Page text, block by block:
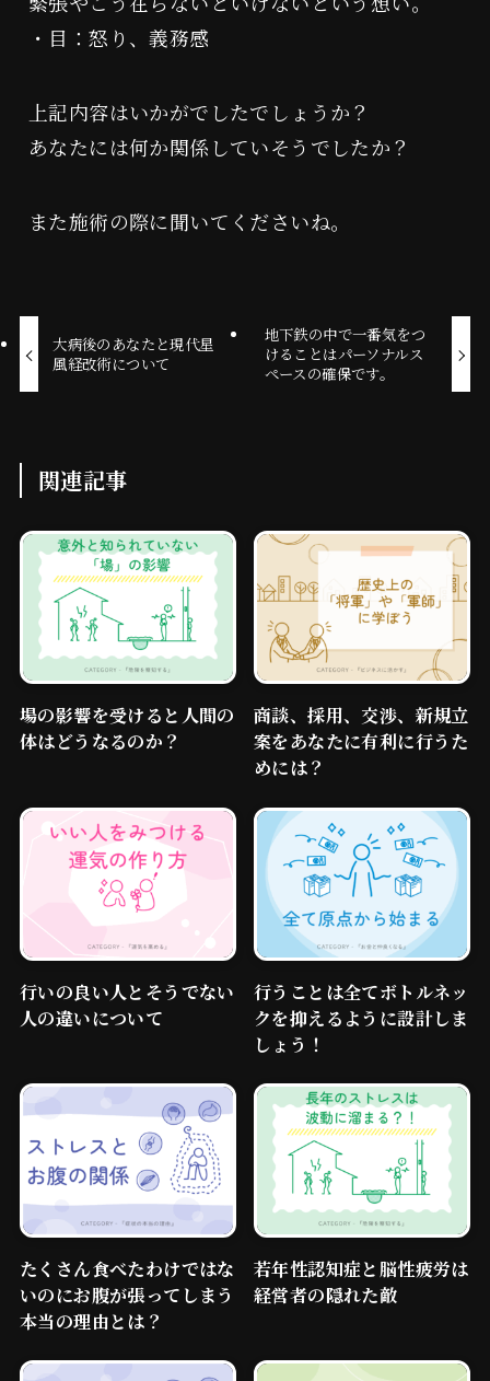
よしみつ研究所
魔改造
タイムウェーバー
経改塩®︎ 整場塩スプレー
WAZOU® 遠隔浄化施術
対面施術
審査についてのご案内
よしみつ研究所
・目：怒り、義務感
上記内容はいかがでしたでしょうか？
あなたには何か関係していそうでしたか？
また施術の際に聞いてくださいね。
大病後のあなたと現代星
風経改術について
地下鉄の中で一番気をつ
けることはパーソナルス
ペースの確保です。
関連記事
場の影響を受けると人間の
体はどうなるのか？
商談、採用、交渉、新規立
案をあなたに有利に行うた
めには？
行いの良い人とそうでない
人の違いについて
行うことは全てボトルネッ
クを抑えるように設計しま
しょう！
たくさん食べたわけではな
いのにお腹が張ってしまう
本当の理由とは？
若年性認知症と脳性疲労は
経営者の隠れた敵